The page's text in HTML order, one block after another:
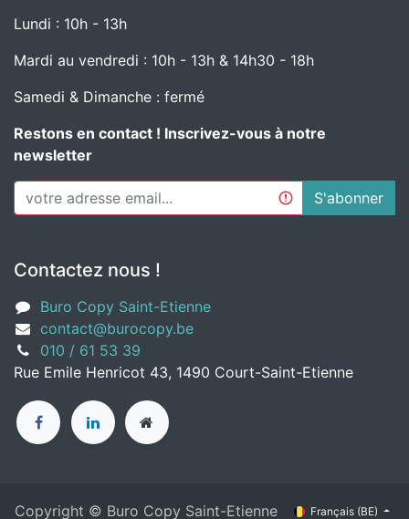
Lundi : 10h - 13h
Mardi au vendredi : 10h - 13h & 14h30 - 18h
Samedi & Dimanche : fermé
Restons en contact ! Inscrivez-vous à notre
newsletter
S'abonner
Contactez nous !
Buro Copy Saint-Etienne
contact@burocopy.be
010 / 61 53 39
Rue Emile Henricot 43, 1490 Court-Saint-Etienne
Copyright © Buro Copy Saint-Etienne Français (BE)